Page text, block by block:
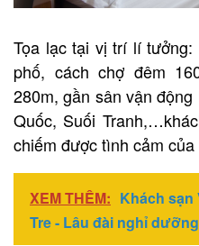
Tọa lạc tại vị trí lí
phố, cách chợ đêm
280m, gần sân vận
Quốc, Suối
chiếm được tình cảm của
XEM THÊM: Khách sạn
Tre - Lâu đài nghỉ